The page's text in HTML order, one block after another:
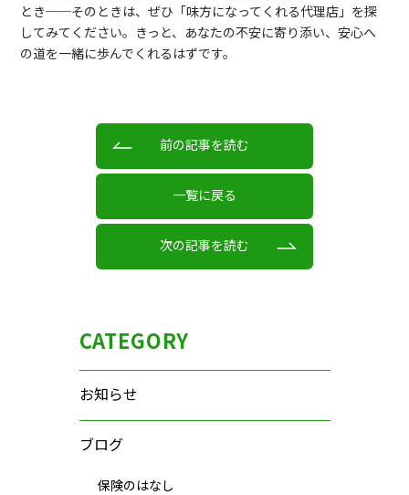
とき──そのときは、ぜひ「味方になってくれる代理店」を探
してみてください。きっと、あなたの不安に寄り添い、安心へ
の道を一緒に歩んでくれるはずです。
前の記事を読む
一覧に戻る
次の記事を読む
CATEGORY
お知らせ
ブログ
保険のはなし